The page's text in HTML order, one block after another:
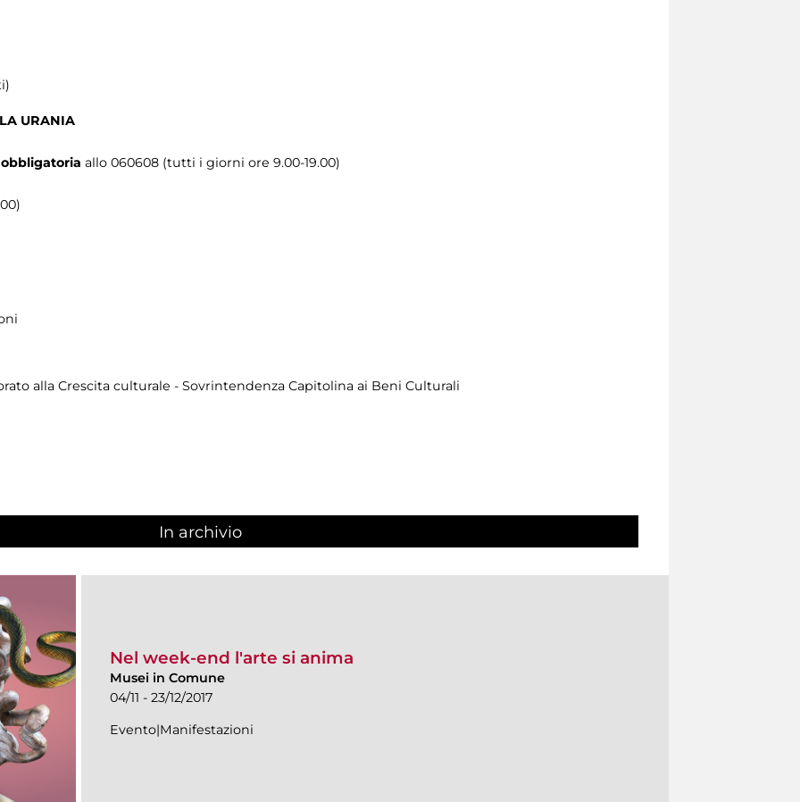
URANIA
allo 060608 (tutti i giorni ore 9.00-19.00)
alla Crescita culturale - Sovrintendenza Capitolina ai Beni Culturali
In archivio
Nel week-end l'arte si anima
Musei in Comune
04/11 - 23/12/2017
Evento|Manifestazioni